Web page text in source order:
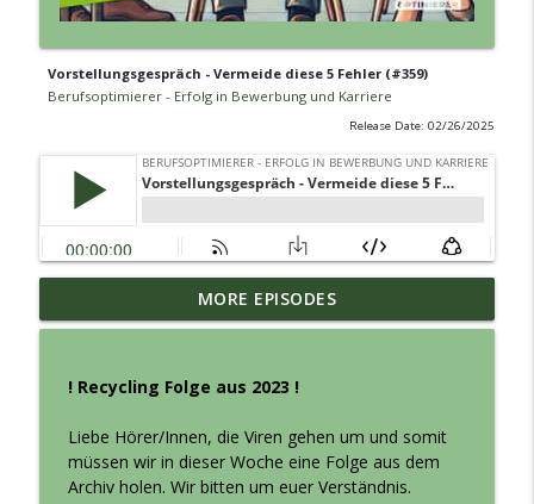
Vorstellungsgespräch - Vermeide diese 5 Fehler (#359)
Berufsoptimierer - Erfolg in Bewerbung und Karriere
Release Date: 02/26/2025
Jobsuche umgedreht - Mit Reverse
Headhunting zum neuen Job (#421)
info_outline
Absagen im Bewerbungsprozess:
Unternehmensrealität. Karrieresparring
mit Silke & Bastian (#420)
Berufsoptimierer - Erfolg in Bewerbung und Karriere
MORE EPISODES
! Recycling Folge aus 2023 !
Liebe Hörer/Innen, die Viren gehen um und somit
müssen wir in dieser Woche eine Folge aus dem
Archiv holen. Wir bitten um euer Verständnis.